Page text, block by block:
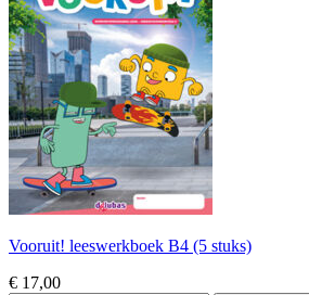
Vooruit! leeswerkboek B4 (5 stuks)
€ 17,00